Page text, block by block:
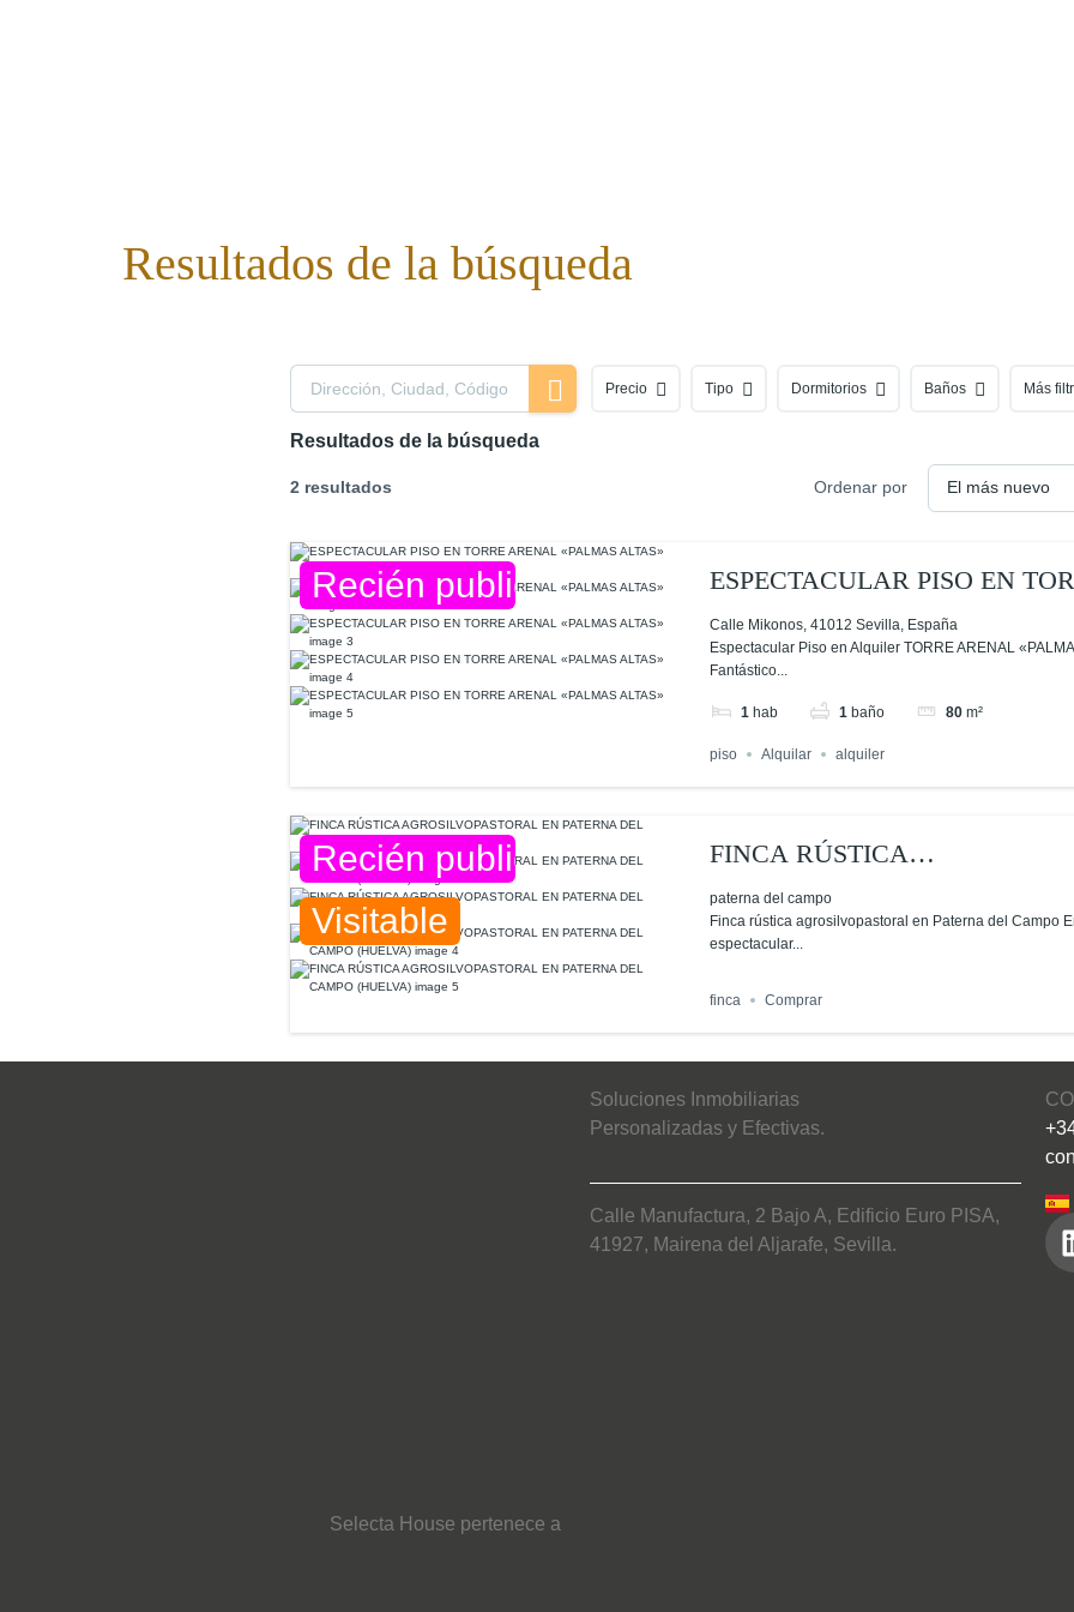
Resultados de la búsqueda
Precio Tipo Dormitorios Baños Más
Resultados de la búsqueda
2 resultados Ordenar por
Recién publicado
ESPECTACULAR PISO EN
ARENAL «PALMAS ALTAS»
Calle Mikonos, 41012 Sevilla, España
Espectacular Piso en Alquiler TORRE ARENAL
Fantástico...
1 hab 1 baño 80 m²
piso Alquilar alquiler
Recién publicado
Visitable
FINCA RÚSTICA
AGROSILVOPASTORAL EN
PATERNA DEL CAMPO
paterna del campo
Finca rústica agrosilvopastoral en Paterna del Campo
espectacular...
finca Comprar
Selecta House pertenece a
Soluciones Inmobiliarias
Personalizadas y Efectivas.
Calle Manufactura, 2 Bajo A, Edificio Euro PISA,
41927, Mairena del Aljarafe, Sevilla.